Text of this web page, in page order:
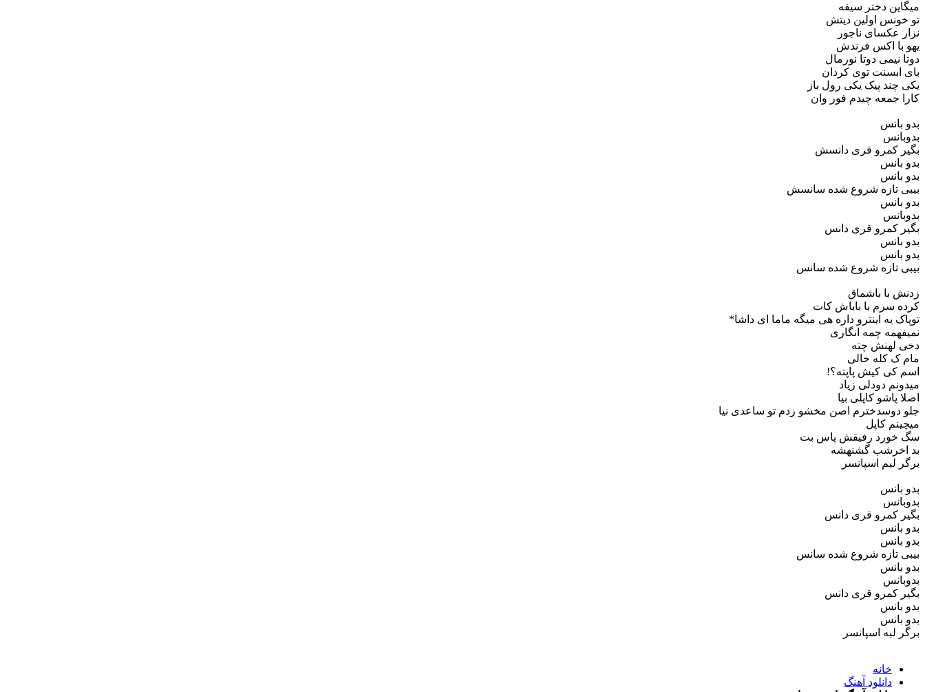
میگاین دختر سیفه
تو خونس اولین دیتش
نزار عکسای ناجور
یهو با اکس فرندش
دوتا نیمی دوتا نورمال
بای ابسنت توی کردان
یکی چند پیک یکی رول باز
کارا جمعه چیدم فور وان
بدو بانس
بدوبانس
بگیر کمرو قری دانسش
بدو بانس
بدو بانس
بیبی تازه شروع شده سانسش
بدو بانس
بدوبانس
بگیر کمرو قری دانس
بدو بانس
بدو بانس
بیبی تازه شروع شده سانس
زدنش با باشماق
کرده سرم با باباش کات
توپاک یه اینترو داره هی میگه ماما ای داشا*
نمیفهمه چمه انگاری
دخی لهنش چته
مام ک کله خالی
اسم کی کیش پاپته؟!
میدونم دودلی زیاد
اصلا پاشو کاپلی بیا
جلو دوسدخترم اصن مخشو زدم تو ساعدی نیا
میچینم کاپل
سگ خورد رفیقش پاس بت
بد اخرشب گشنهشه
برگر لبم اسپانسر
بدو بانس
بدوبانس
بگیر کمرو قری دانس
بدو بانس
بدو بانس
بیبی تازه شروع شده سانس
بدو بانس
بدوبانس
بگیر کمرو قری دانس
بدو بانس
بدو بانس
برگر لبه اسپانسر
خانه
دانلود آهنگ